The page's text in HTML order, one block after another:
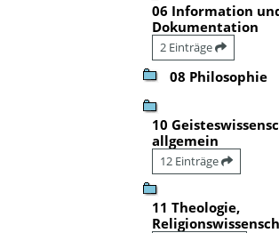
06 Information
Dokumentation
2 Einträge
08 Philosophie
10
allgemein
12 Einträge
11 Theologie,